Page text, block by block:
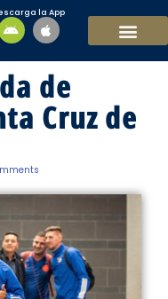
la App
de
Cruz de